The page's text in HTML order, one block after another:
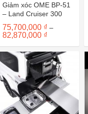
Giảm xóc OME BP-51
– Land Cruiser 300
75,700,000 ₫ –
82,870,000 ₫
từ
75,700,000 ₫
đến
82,870,000 ₫